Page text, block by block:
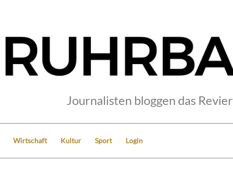
Journalisten bloggen das Revier
Wirtschaft Kultur Sport Login